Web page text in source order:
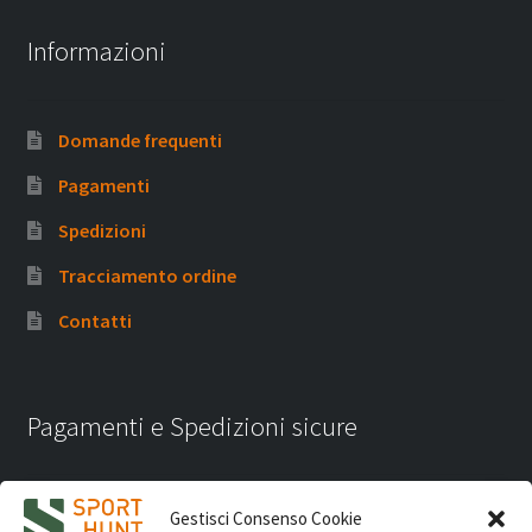
Gestisci Consenso Cookie
Informazioni
Domande frequenti
Pagamenti
Spedizioni
Tracciamento ordine
Contatti
Pagamenti e Spedizioni sicure